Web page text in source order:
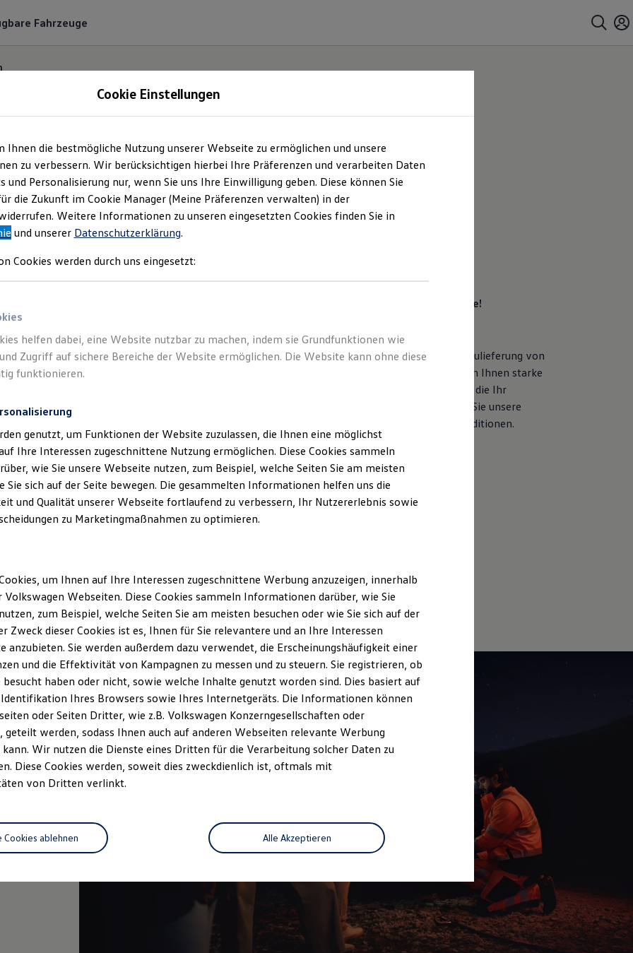
Fahrzeuge
Branchenlösungen
Anspruchsvolles Gelände? Heimstrecke!
Sei es im Straßen- und Tiefbau, bei der Zulieferung von
Baustellen oder im Handwerk: Wir bieten Ihnen starke
Lösungen für fast jede Herausforderung, die Ihr
Arbeitsalltag mit sich bringt. Entdecken Sie unsere
aktuellen Angebote und attraktiven Konditionen.
Mehr zu Bau und Handwerk
an die
Cookie Einstellungen
Ihnen die bestmögliche Nutzung unserer Webseite zu ermöglichen und unsere
zu verbessern. Wir berücksichtigen hierbei Ihre Präferenzen und verarbeiten Daten
Personalisierung nur, wenn Sie uns Ihre Einwilligung geben. Diese können Sie
die Zukunft im Cookie Manager (Meine Präferenzen verwalten) in der
Weitere Informationen zu unseren eingesetzten Cookies finden Sie in
und unserer Datenschutzerklärung.
Cookies werden durch uns eingesetzt:
helfen dabei, eine Website nutzbar zu machen, indem sie Grundfunktionen wie
Zugriff auf sichere Bereiche der Website ermöglichen. Die Website kann ohne diese
funktionieren.
genutzt, um Funktionen der Website zuzulassen, die Ihnen eine möglichst
Ihre Interessen zugeschnittene Nutzung ermöglichen. Diese Cookies sammeln
wie Sie unsere Webseite nutzen, zum Beispiel, welche Seiten Sie am meisten
Sie sich auf der Seite bewegen. Die gesammelten Informationen helfen uns die
und Qualität unserer Webseite fortlaufend zu verbessern, Ihr Nutzererlebnis sowie
zu Marketingmaßnahmen zu optimieren.
um Ihnen auf Ihre Interessen zugeschnittene Werbung anzuzeigen, innerhalb
Volkswagen Webseiten. Diese Cookies sammeln Informationen darüber, wie Sie
zum Beispiel, welche Seiten Sie am meisten besuchen oder wie Sie sich auf der
Zweck dieser Cookies ist es, Ihnen für Sie relevantere und an Ihre Interessen
anzubieten. Sie werden außerdem dazu verwendet, die Erscheinungshäufigkeit einer
und die Effektivität von Kampagnen zu messen und zu steuern. Sie registrieren, ob
besucht haben oder nicht, sowie welche Inhalte genutzt worden sind. Dies basiert auf
Ihres Browsers sowie Ihres Internetgeräts. Die Informationen können
oder Seiten Dritter, wie z.B. Volkswagen Konzerngesellschaften oder
geteilt werden, sodass Ihnen auch auf anderen Webseiten relevante Werbung
Wir nutzen die Dienste eines Dritten für die Verarbeitung solcher Daten zu
Diese Cookies werden, soweit dies zweckdienlich ist, oftmals mit
von Dritten verlinkt.
Alle Akzeptieren
Cookies ablehnen